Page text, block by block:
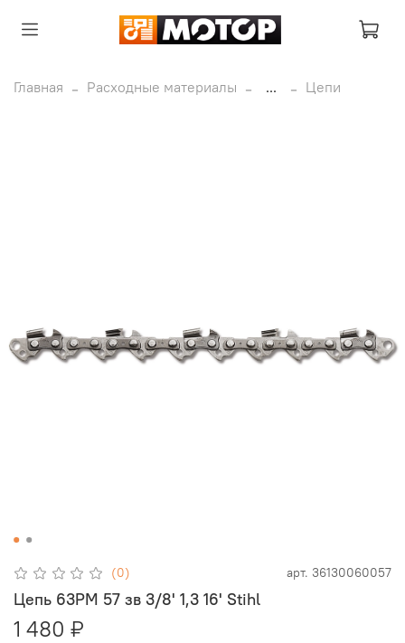
Главная Расходные материалы ... Цепи
(0) арт. 36130060057
Цепь 63PM 57 зв 3/8' 1,3 16' Stihl
1 480 ₽